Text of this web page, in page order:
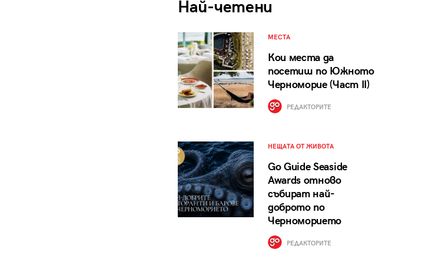
Най-четени
МЕСТА
Кои места да
посетиш по Южното
Черноморие (Част II)
РЕДАКТОРИТЕ
НЕЩАТА ОТ ЖИВОТА
Go Guide Seaside
Awards отново
събират най-
доброто по
Черноморието
РЕДАКТОРИТЕ